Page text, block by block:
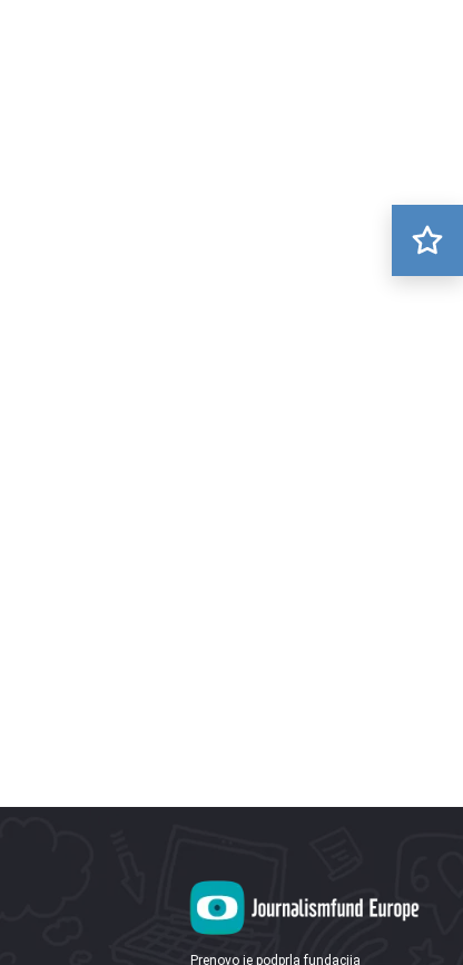
Prenovo je podprla fundacija